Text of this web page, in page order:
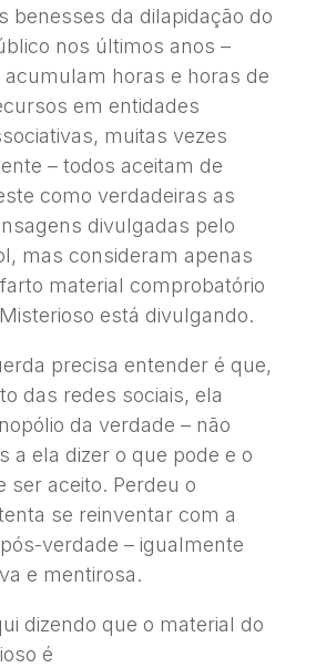
benesses da dilapidação do
nos últimos anos –
horas e horas de
em entidades
muitas vezes
– todos aceitam de
como verdadeiras as
divulgadas pelo
mas consideram apenas
material comprobatório
está divulgando.
precisa entender é que,
das redes sociais, ela
da verdade – não
a ela dizer o que pode e o
ser aceito. Perdeu o
se reinventar com a
verdade – igualmente
e mentirosa.
dizendo que o material do
é